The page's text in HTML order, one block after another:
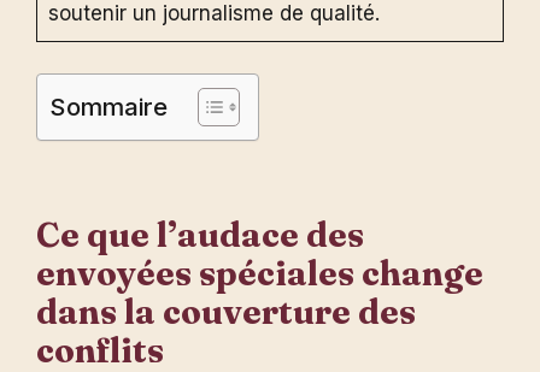
soutenir un journalisme de qualité.
Sommaire
Ce que l’audace des
envoyées spéciales change
dans la couverture des
conflits